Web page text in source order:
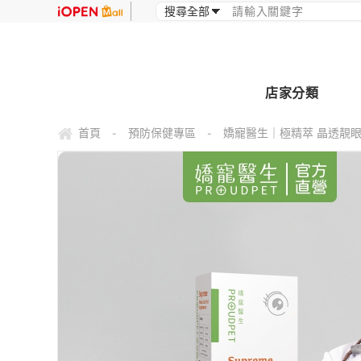
店家分類
首頁 - 預防保健專區 - 嬌寵醫生｜極精萃 晶透靚